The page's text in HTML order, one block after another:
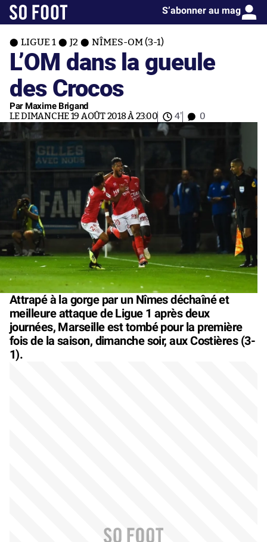
S’abonner au mag
LIGUE 1 J2 NÎMES-OM (3-1)
L’OM dans la gueule
des Crocos
Par Maxime Brigand
LE DIMANCHE 19 AOÛT 2018 À 23:00 4' 0
Attrapé à la gorge par un Nîmes déchaîné et
meilleure attaque de Ligue 1 après deux
journées, Marseille est tombé pour la première
fois de la saison, dimanche soir, aux Costières (3-
1).